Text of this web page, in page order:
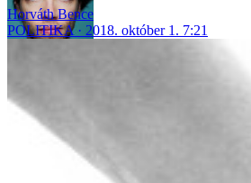
Horváth Bence
POLITIKA
2018. október 1. 7:21